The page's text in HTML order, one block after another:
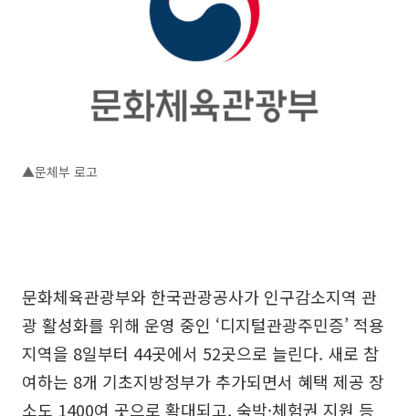
▲문체부 로고
문화체육관광부와 한국관광공사가 인구감소지역 관
광 활성화를 위해 운영 중인 ‘디지털관광주민증’ 적용
지역을 8일부터 44곳에서 52곳으로 늘린다. 새로 참
여하는 8개 기초지방정부가 추가되면서 혜택 제공 장
소도 1400여 곳으로 확대되고, 숙박·체험권 지원 등